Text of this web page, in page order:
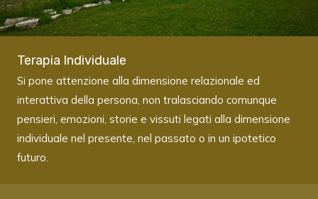
Terapia Individuale
Si pone attenzione alla dimensione relazionale ed
interattiva della persona, non tralasciando comunque
pensieri, emozioni, storie e vissuti legati alla dimensione
individuale nel presente, nel passato o in un ipotetico
futuro.